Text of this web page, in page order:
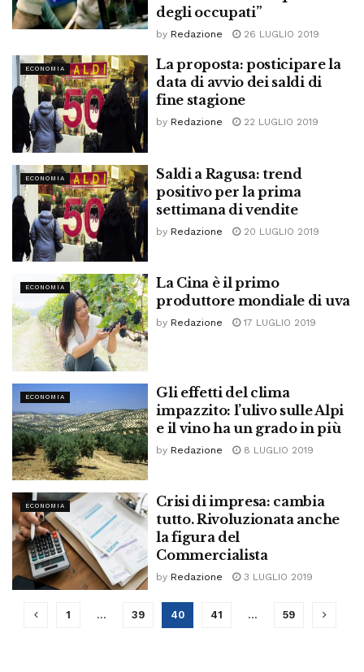
degli occupati”
by Redazione 26 LUGLIO 2019
ECONOMIA
La proposta: posticipare la
data di avvio dei saldi di
fine stagione
by Redazione 22 LUGLIO 2019
ECONOMIA
Saldi a Ragusa: trend
positivo per la prima
settimana di vendite
by Redazione 20 LUGLIO 2019
ECONOMIA
La Cina è il primo
produttore mondiale di uva
by Redazione 17 LUGLIO 2019
ECONOMIA
Gli effetti del clima
impazzito: l’ulivo sulle Alpi
e il vino ha un grado in più
by Redazione 8 LUGLIO 2019
ECONOMIA
Crisi di impresa: cambia
tutto. Rivoluzionata anche
la figura del
Commercialista
by Redazione 3 LUGLIO 2019
1 … 39 40 41 … 59